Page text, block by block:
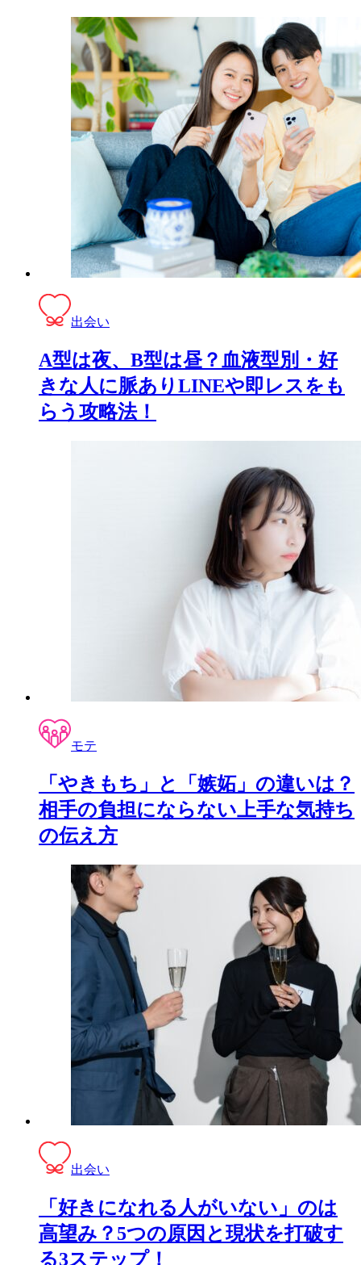
出会い
A型は夜、B型は昼？血液型別・好
きな人に脈ありLINEや即レスをも
らう攻略法！
モテ
「やきもち」と「嫉妬」の違いは？
相手の負担にならない上手な気持ち
の伝え方
出会い
「好きになれる人がいない」のは
高望み？5つの原因と現状を打破す
る3ステップ！